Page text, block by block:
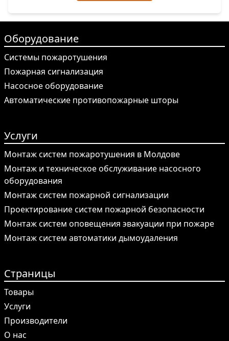
Оборудование
Системы пожаротушения
Пожарная сигнализация
Насосное оборудование
Автоматические противопожарные шторы
Услуги
Монтаж систем пожаротушения в Молдове
Монтаж и техническое обслуживание насосного
оборудования
Монтаж систем пожарной сигнализации
Проектирование систем пожарной безопасности
Монтаж систем оповещения эвакуации при пожаре
Монтаж систем автоматики дымоудаления
Страницы
Товары
Услуги
Производители
О нас